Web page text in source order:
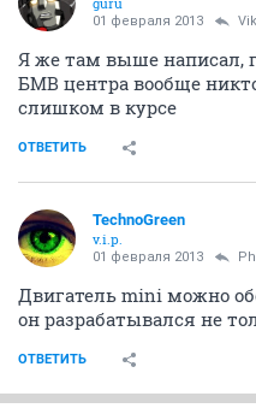
01 февраля 2013
Я же там выше написал,
БМВ центра вообще
слишком в курсе
ОТВЕТИТЬ
TechnoGreen
v.i.p.
01 февраля 2013
Двигатель mini можно
он разрабатывался не
ОТВЕТИТЬ